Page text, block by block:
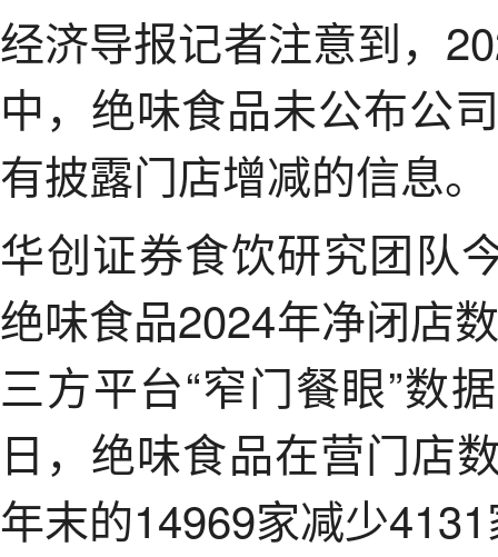
经济导报记者注意到，
中，绝味食品未公布公
有披露门店增减的信息。
华创证券食饮研究团队
绝味食品2024年净闭店
三方平台“窄门餐眼”数
日，绝味食品在营门店
年末的14969家减少